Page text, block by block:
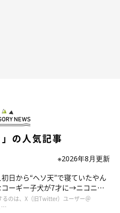
」の人気記事
※2026年8月更新
日から“ヘソ天”で寝ていたやん
コーギー子犬が7才に→ニコニ
ギースマイル”が魅力のコに成
るのは、X（旧Twitter）ユーザー＠
…